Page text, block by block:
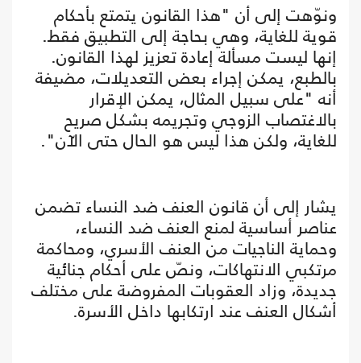
ونوّهت إلى أن "هذا القانون يتمتع بأحكام
قوية للغاية، وهي بحاجة إلى التطبيق فقط.
إنها ليست مسألة إعادة تعزيز لهذا القانون.
بالطبع، يمكن إجراء بعض التعديلات، مضيفة
أنه "على سبيل المثال، يمكن الإقرار
بالاغتصاب الزوجي وتجريمه بشكل صريح
للغاية، ولكن هذا ليس هو الحال حتى الآن".
يشار إلى أن قانون العنف ضد النساء تضمن
عناصر أساسية لمنع العنف ضد النساء،
وحماية الناجيات من العنف الأسري، ومحاكمة
مرتكبي الانتهاكات، ونصّ على أحكام جنائية
جديدة، وزاد العقوبات المفروضة على مختلف
أشكال العنف عند ارتكابها داخل الأسرة.